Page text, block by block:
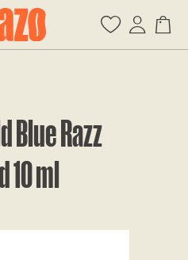
Blue Razz
10 ml